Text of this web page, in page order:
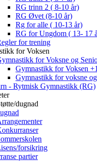
RG trinn 2 ( 8-10 år)
RG Øvet (8-10 år)
Rg for alle ( 10-13 år)
RG for Ungdom ( 13- 17
for trening
for Voksen
for Voksne og
Gymnastikk for Voksen
Gymnastikk for voksne
- Rytmisk Gymnastikk (RG)
dugnad
forsikring
partier